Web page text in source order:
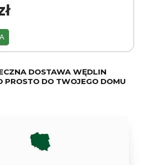
DOSTAWA WĘDLIN
PROSTO DO TWOJEGO DOMU